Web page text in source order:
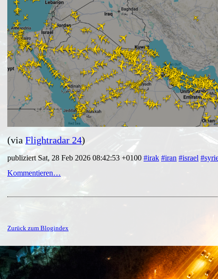
(via Flightradar 24)
publiziert Sat, 28 Feb 2026 08:42:53 +0100 #irak #iran #israel
Kommentieren…
Zurück zum Blogindex